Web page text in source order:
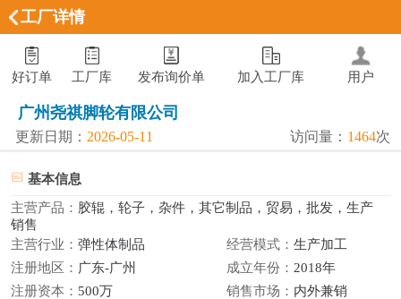
工厂详情
好订单 工厂库 发布询价单 加入工厂库 用户
广州尧祺脚轮有限公司
更新日期： 2026-05-11 访问量： 1464次
基本信息
主营产品： 胶辊，轮子，杂件，其它制品，贸易，批发，生产
销售
主营行业： 弹性体制品 经营模式： 生产加工
注册地区： 广东-广州 成立年份： 2018年
注册资本： 500万 销售市场： 内外兼销